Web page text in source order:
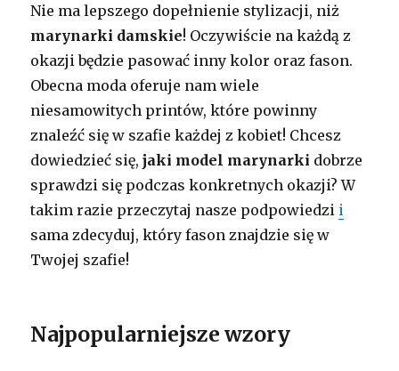
Nie ma lepszego dopełnienie stylizacji, niż
marynarki damskie! Oczywiście na każdą z
okazji będzie pasować inny kolor oraz fason.
Obecna moda oferuje nam wiele
niesamowitych printów, które powinny
znaleźć się w szafie każdej z kobiet! Chcesz
dowiedzieć się,jaki model marynarki dobrze
sprawdzi się podczas konkretnych okazji? W
takim razie przeczytaj nasze podpowiedzi i
sama zdecyduj, który fason znajdzie się w
Twojej szafie!
Najpopularniejsze wzory